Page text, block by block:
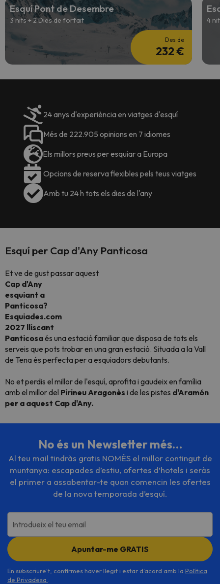
Esquí Pont de Desembre
3 nits + 2 Dies de forfait
Des de
232 €
4
24 anys d'experiència en viatges d'esquí
Més de 222.905 opinions en 7 idiomes
Els millors preus per esquiar a Europa
Opcions de reserva flexibles pels teus viatges
Amb tu 24 h tots els dies de l'any
Esquí per Cap d'Any Panticosa
Et ve de gust passar aquest
Cap d'Any
esquiant a
Panticosa?
Esquiades.com
2027 lliscant
Panticosaés una estació familiar que disposa de tots els
serveis que pots trobar en una gran estació. Situada a la Vall
de Tena és perfecta per a esquiadors debutants.
No et perdis el millor de l'esquí, aprofita i gaudeix en família
amb el millor del Pirineu Aragonès i de les pistes d'Aramón
per a aquest Cap d'Any.
No és un Newsletter més…
Al teu mail tindràs gratis NOMÉS el millor contingut de
muntanya: escapades d’estiu, ofertes d’hotels i seràs
el primer a assabentar-te quan comencin les ofertes
de la nova temporada d’esquí.
Introdueix el teu email
Apuntar-me GRATIS
En subscriure't, confirmes haver llegit i estar d'acord amb la Política
de Privadesa